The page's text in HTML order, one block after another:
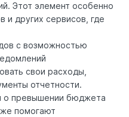
Этот элемент особенно
и других сервисов, где
с возможностью
свои расходы,
отчетности.
о превышении бюджета
помогают